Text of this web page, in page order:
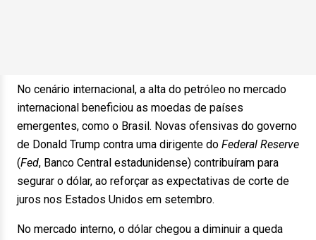
No cenário internacional, a alta do petróleo no mercado
internacional beneficiou as moedas de países
emergentes, como o Brasil. Novas ofensivas do governo
de Donald Trump contra uma dirigente do Federal Reserve
(Fed, Banco Central estadunidense) contribuíram para
segurar o dólar, ao reforçar as expectativas de corte de
juros nos Estados Unidos em setembro.
No mercado interno, o dólar chegou a diminuir a queda